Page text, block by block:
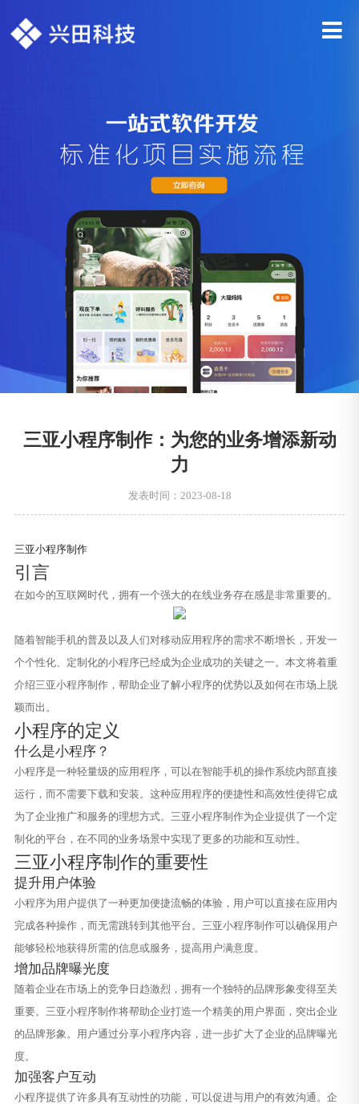
三亚小程序制作：为您的业务增添新动
力
发表时间：2023-08-18
三亚小程序制作
引言
在如今的互联网时代，拥有一个强大的在线业务存在感是非常重要的。
随着智能手机的普及以及人们对移动应用程序的需求不断增长，开发一
个个性化、定制化的小程序已经成为企业成功的关键之一。本文将着重
介绍三亚小程序制作，帮助企业了解小程序的优势以及如何在市场上脱
颖而出。
小程序的定义
什么是小程序？
小程序是一种轻量级的应用程序，可以在智能手机的操作系统内部直接
运行，而不需要下载和安装。这种应用程序的便捷性和高效性使得它成
为了企业推广和服务的理想方式。三亚小程序制作为企业提供了一个定
制化的平台，在不同的业务场景中实现了更多的功能和互动性。
三亚小程序制作的重要性
提升用户体验
小程序为用户提供了一种更加便捷流畅的体验，用户可以直接在应用内
完成各种操作，而无需跳转到其他平台。三亚小程序制作可以确保用户
能够轻松地获得所需的信息或服务，提高用户满意度。
增加品牌曝光度
随着企业在市场上的竞争日趋激烈，拥有一个独特的品牌形象变得至关
重要。三亚小程序制作将帮助企业打造一个精美的用户界面，突出企业
的品牌形象。用户通过分享小程序内容，进一步扩大了企业的品牌曝光
度。
加强客户互动
小程序提供了许多具有互动性的功能，可以促进与用户的有效沟通。企